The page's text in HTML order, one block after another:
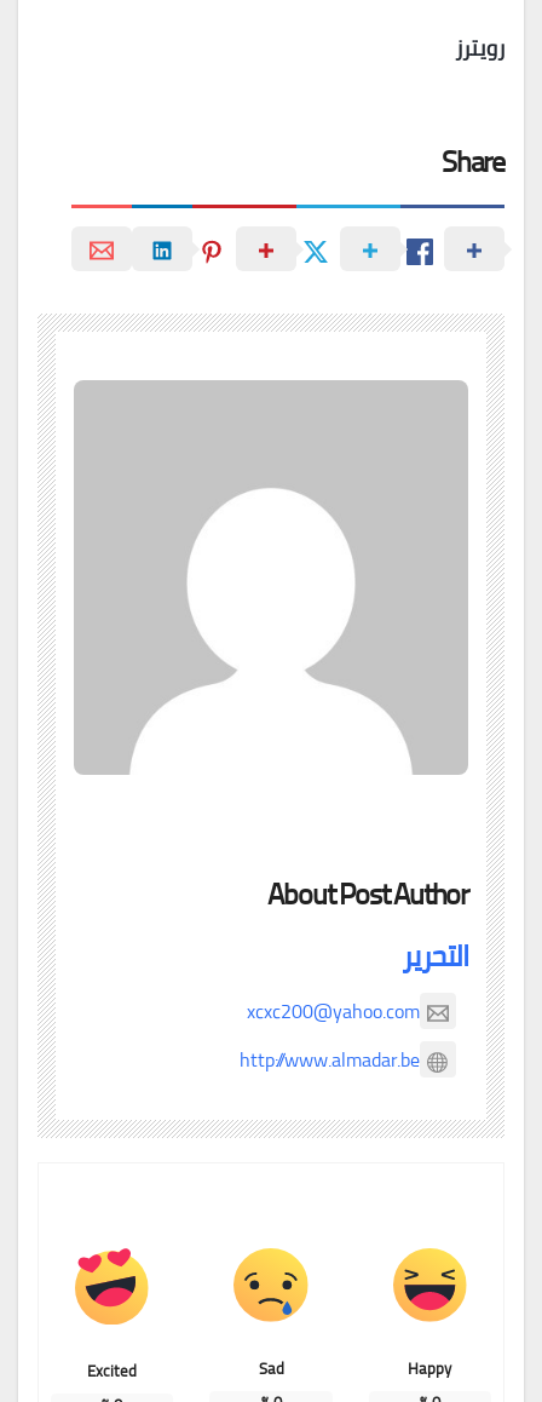
رويترز
Share
About Post Author
التحرير
xcxc200@yahoo.com
http://www.almadar.be
Happy
Sad
Excited